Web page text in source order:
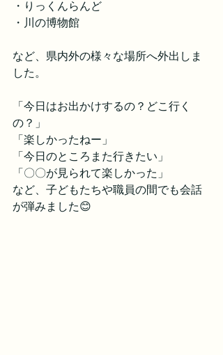
・りっくんらんど
・川の博物館
など、県内外の様々な場所へ外出しま
した。
「今日はお出かけするの？どこ行く
の？」
「楽しかったねー」
「今日のところまた行きたい」
「〇〇が見られて楽しかった」
など、子どもたちや職員の間でも会話
が弾みました😊